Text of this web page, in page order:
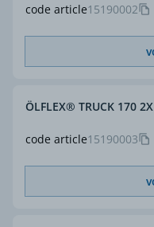
code article15190002
code article15190003
ÖLFLEX® TRUCK 170